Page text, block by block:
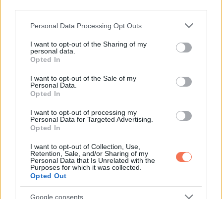
Please note that this website/app uses one or more Google
not limited to your visit or usage behaviour. You may click to
grant or deny consent to Google and its third-party tags to
use your data for below specified purposes in below Google
consent section.
Personal Data Processing Opt Outs
I want to opt-out of the Sharing of my
personal data.
Opted In
I want to opt-out of the Sale of my
Personal Data.
Opted In
I want to opt-out of processing my
Personal Data for Targeted Advertising.
Opted In
I want to opt-out of Collection, Use,
Retention, Sale, and/or Sharing of my
Personal Data that Is Unrelated with the
Purposes for which it was collected.
Opted Out
Google consents
ÉLETMÓD,VICCEK